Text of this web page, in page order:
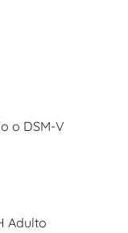
o DSM-V
Adulto